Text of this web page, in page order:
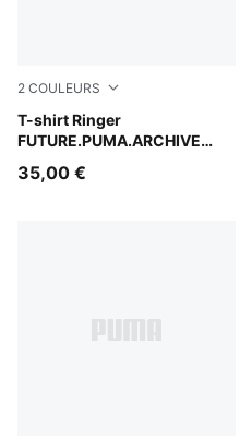
2 COULEURS
T-shirt Ringer
FUTURE.PUMA.ARCHIVE
Puma White
35,00 €